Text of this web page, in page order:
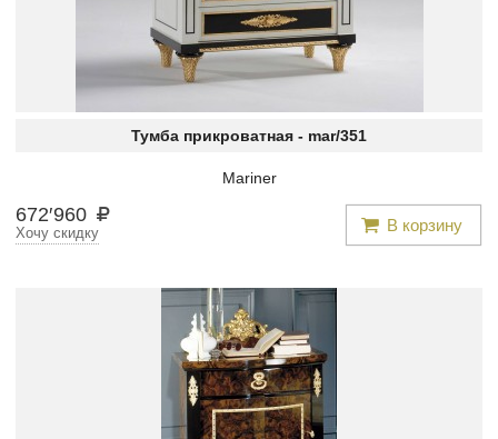
Тумба прикроватная - mar/351
Mariner
672′960 В корзину
Хочу скидку